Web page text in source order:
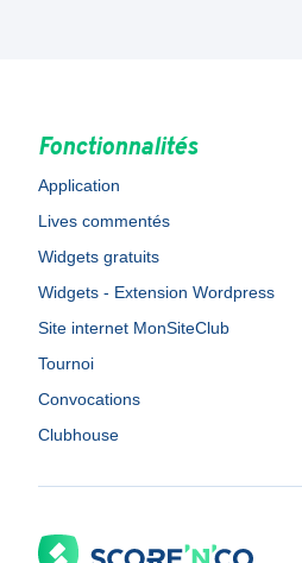
Fonctionnalités
Application
Lives commentés
Widgets gratuits
Widgets - Extension Wordpress
Site internet MonSiteClub
Tournoi
Convocations
Clubhouse